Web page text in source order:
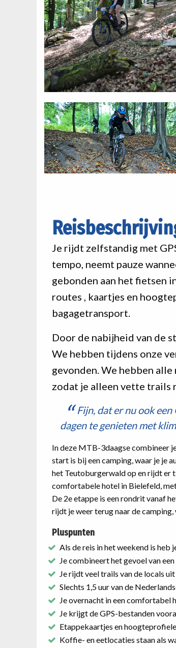
Je rijdt zelfstandig met
tempo, neemt pauze
gebonden aan het fietsen
routes , kaartjes en
bagagetransport.
Door de nabijheid van de
We hebben tijdens onze
gevonden. We hebben
zodat je alleen vette trails
Fijn, dat er nu ook
dagen te genieten met
In deze MTB-3daagse combineer
start is bij een camping, waar je je
het Teutoburgerwald op en rijdt er
comfortabele hotel in Bielefeld,
De 2e etappe is een rondrit vanaf
rijdt je weer terug naar de
Pluspunten
Als de reis in het weekend is heb
Je combineert het gevoel van
Je rijdt veel trails van de locals
Slechts 1,5 uur van de
Je overnacht in een comfortabel
Je krijgt de GPS-bestanden
Etappekaartjes en
Koffie- en eetlocaties staan als